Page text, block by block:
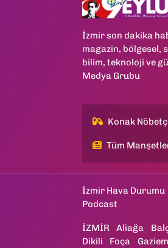
İzmir son dakika
magazin, bölgesel,
bilim, teknoloji ve
Medya Grubu
Konak
Tüm
İzmir Hava Durumu
Podcast
İZMİR Aliağa
Dikili
Foça